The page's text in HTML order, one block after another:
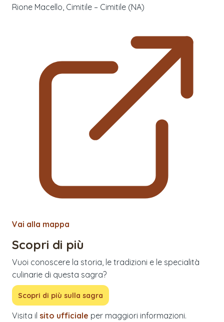
Rione Macello, Cimitile – Cimitile (NA)
Vai alla mappa
Scopri di più
Vuoi conoscere la storia, le tradizioni e le specialità
culinarie di questa sagra?
Scopri di più sulla sagra
Visita il sito ufficiale per maggiori informazioni.